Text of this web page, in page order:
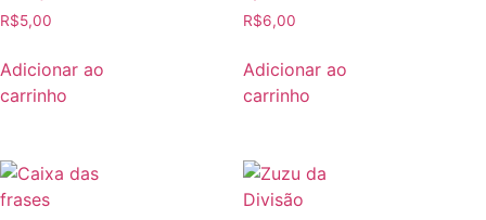
R$5,00
Adicionar ao
carrinho
R$6,00
Adicionar ao
carrinho